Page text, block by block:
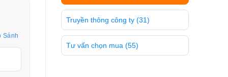
Sánh
Truyền thông công ty (31)
Tư vấn chọn mua (55)